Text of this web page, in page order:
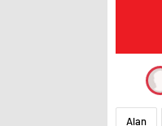
Alan